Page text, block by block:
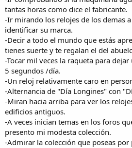
tantas horas como dice el fabricante.
-Ir mirando los relojes de los demas
identificar su marca.
-Decir a todo el mundo que estás
tienes suerte y te regalan el del
-Tocar mil veces la raqueta para
5 segundos /día.
-Un reloj relativamente caro en
-Alternancia de "Día Longines" con
-Miran hacia arriba para ver los
edificios antiguos.
-A veces inician temas en los foros
presento mi modesta colección.
-Admirar la colección que poseas por